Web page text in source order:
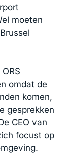
moeten
omdat de
komen,
gesprekken
CEO van
focust op